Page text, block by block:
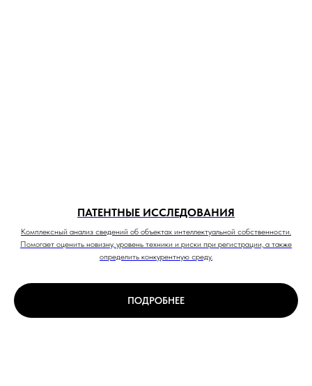
ПАТЕНТНЫЕ ИССЛЕДОВАНИЯ
Комплексный анализ сведений об объектах интеллектуальной собственности.
Помогает оценить новизну, уровень техники и риски при регистрации, а также
определить конкурентную среду.
ПОДРОБНЕЕ